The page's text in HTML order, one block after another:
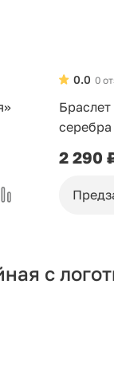
0
0.0
2 290
с